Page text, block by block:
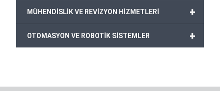
+
MÜHENDİSLİK VE REVİZYON HİZMETLERİ
+
OTOMASYON VE ROBOTİK SİSTEMLER